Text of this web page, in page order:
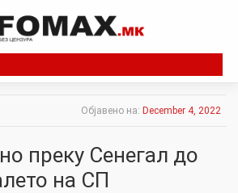
Објавено на: December 4, 2022
преку Сенегал до
на СП